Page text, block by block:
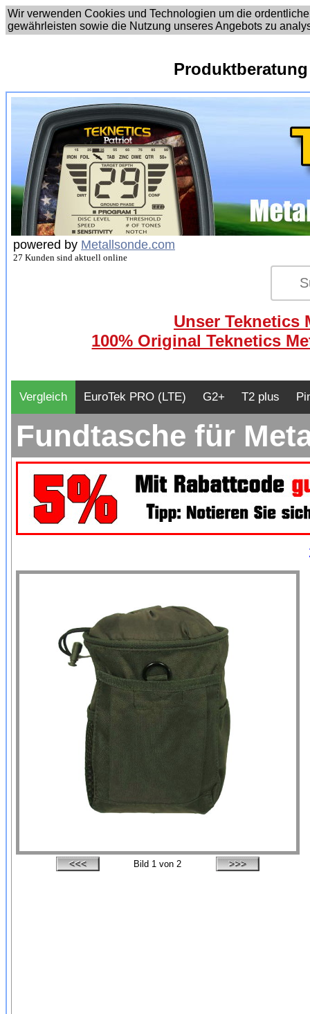
Wir verwenden Cookies und Technologien um die
gewährleisten sowie die Nutzung unseres Angebots zu
powered by Metallsonde.com
27 Kunden sind aktuell online
Unser Teknetics
100% Original Teknetics
Vergleich EuroTek PRO (LTE) G2+ T2 plus
Fundtasche für
Bild 1 von 2